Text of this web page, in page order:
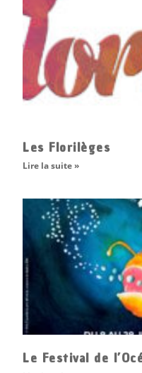
Les Florilèges
Lire la suite »
Le Festival de